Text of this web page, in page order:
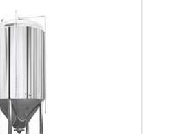
Assim, é possível ...